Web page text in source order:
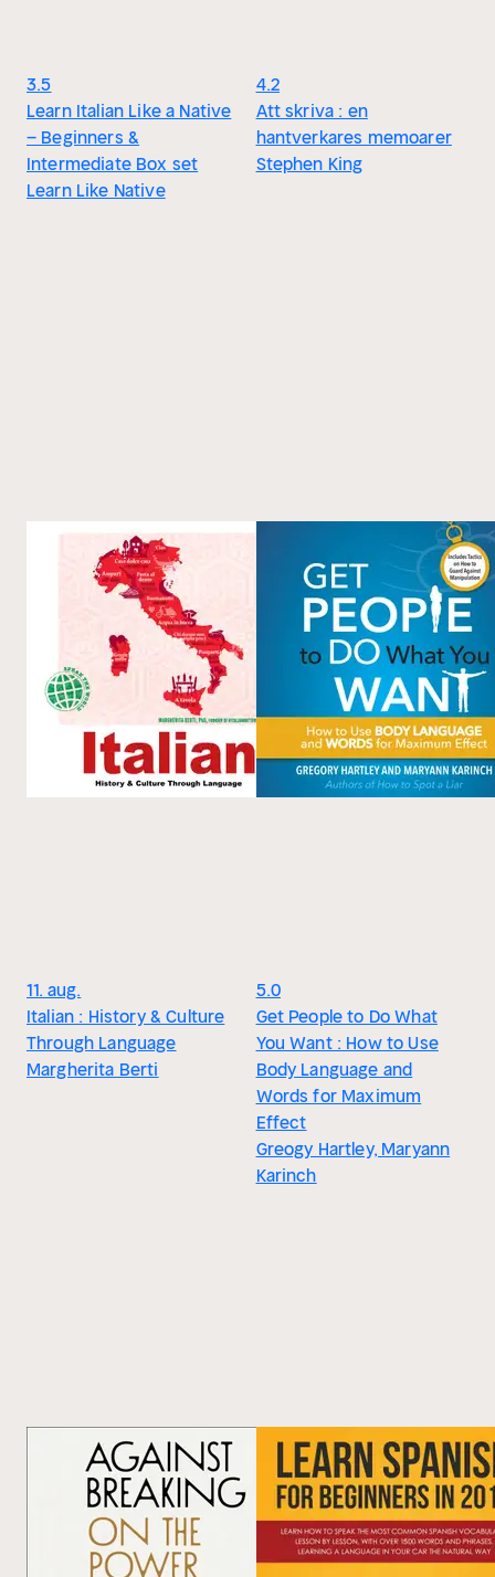
3.5
Learn Italian Like a Native
– Beginners &
Intermediate Box set
Learn Like Native
4.2
Att skriva : en
hantverkares memoarer
Stephen King
11. aug.
Italian : History & Culture
Through Language
Margherita Berti
5.0
Get People to Do What
You Want : How to Use
Body Language and
Words for Maximum
Effect
Greogy Hartley, Maryann
Karinch